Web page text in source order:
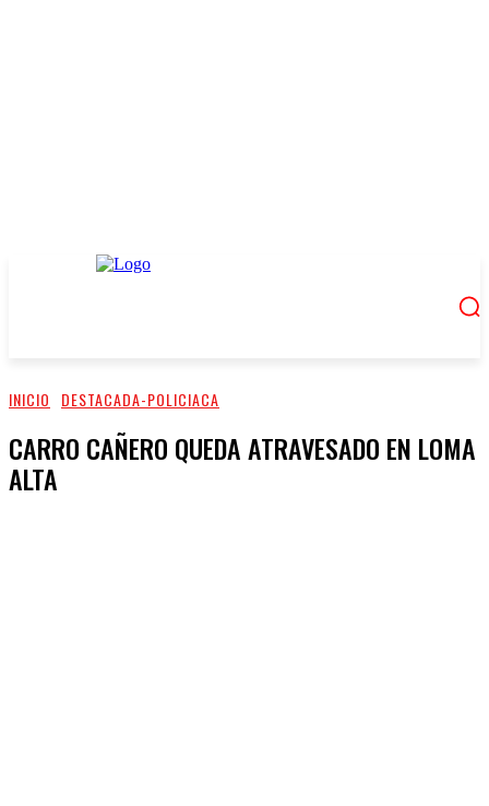
INICIO DESTACADA-POLICIACA
CARRO CAÑERO QUEDA ATRAVESADO EN LOMA
ALTA